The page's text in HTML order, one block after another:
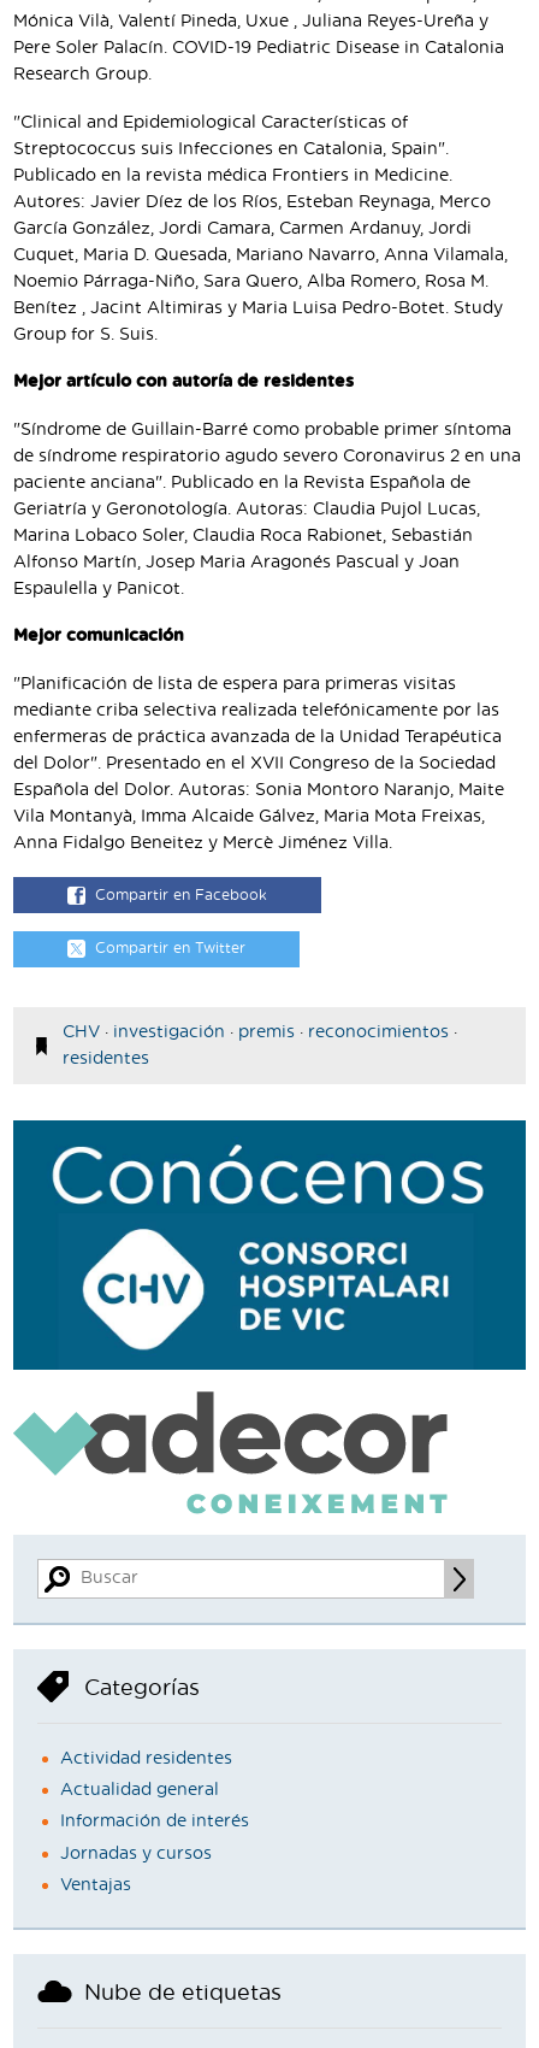
Mónica Vilà, Valentí Pineda, Uxue , Juliana Reyes-Ureña y
Pere Soler Palacín. COVID-19 Pediatric Disease in Catalonia
Research Group.
"Clinical and Epidemiological Características of
Streptococcus suis Infecciones en Catalonia, Spain".
Publicado en la revista médica Frontiers in Medicine.
Autores: Javier Díez de los Ríos, Esteban Reynaga, Merco
García González, Jordi Camara, Carmen Ardanuy, Jordi
Cuquet, Maria D. Quesada, Mariano Navarro, Anna Vilamala,
Noemio Párraga-Niño, Sara Quero, Alba Romero, Rosa M.
Benítez , Jacint Altimiras y Maria Luisa Pedro-Botet. Study
Group for S. Suis.
Mejor artículo con autoría de residentes
"Síndrome de Guillain-Barré como probable primer síntoma
de síndrome respiratorio agudo severo Coronavirus 2 en una
paciente anciana". Publicado en la Revista Española de
Geriatría y Geronotología. Autoras: Claudia Pujol Lucas,
Marina Lobaco Soler, Claudia Roca Rabionet, Sebastián
Alfonso Martín, Josep Maria Aragonés Pascual y Joan
Espaulella y Panicot.
Mejor comunicación
"Planificación de lista de espera para primeras visitas
mediante criba selectiva realizada telefónicamente por las
enfermeras de práctica avanzada de la Unidad Terapéutica
del Dolor". Presentado en el XVII Congreso de la Sociedad
Española del Dolor. Autoras: Sonia Montoro Naranjo, Maite
Vila Montanyà, Imma Alcaide Gálvez, Maria Mota Freixas,
Anna Fidalgo Beneitez y Mercè Jiménez Villa.
Compartir en Facebook
Compartir en Twitter
CHV· investigación · premis· reconocimientos·
residentes
Categorías
Actividad residentes
Actualidad general
Información de interés
Jornadas y cursos
Ventajas
Nube de etiquetas